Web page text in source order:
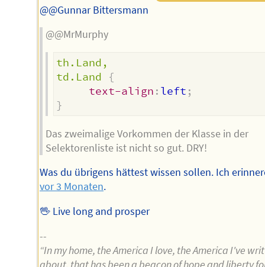
@@Gunnar Bittersmann
@@MrMurphy
th.Land,
td.Land
{
text-align : left ;
}
Das zweimalige Vorkommen der Klasse in der
Selektorenliste ist nicht so gut. DRY!
Was du übrigens hättest wissen sollen. Ich
vor 3 Monaten.
🖖 Live long and prosper
--
“In my home, the America I love, the America I've